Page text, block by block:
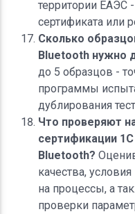
территории ЕАЭС
сертификата или
Сколько
Bluetooth нужно
до 5 образцов -
программы
дублирования
Что проверяют
сертификации
Bluetooth?
качества,
на процессы, а
проверки